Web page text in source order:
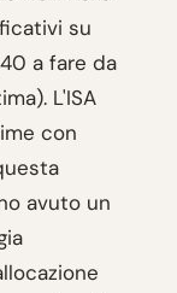
su
a fare da
L'ISA
con
avuto un